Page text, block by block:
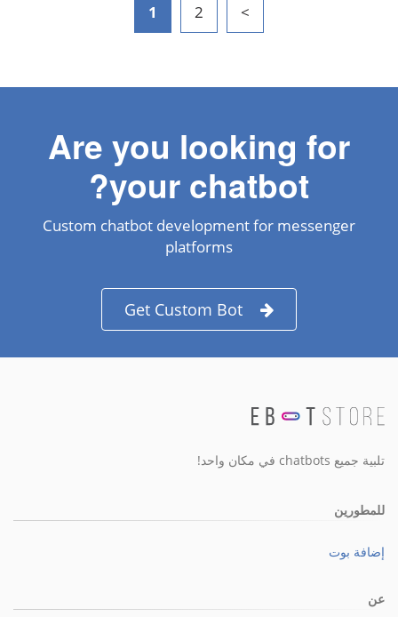
1 2 >
Are you looking for
your chatbot?
Custom chatbot development for messenger
platforms
Get Custom Bot
تلبية جميع chatbots في مكان واحد!
للمطورين
إضافة بوت
عن